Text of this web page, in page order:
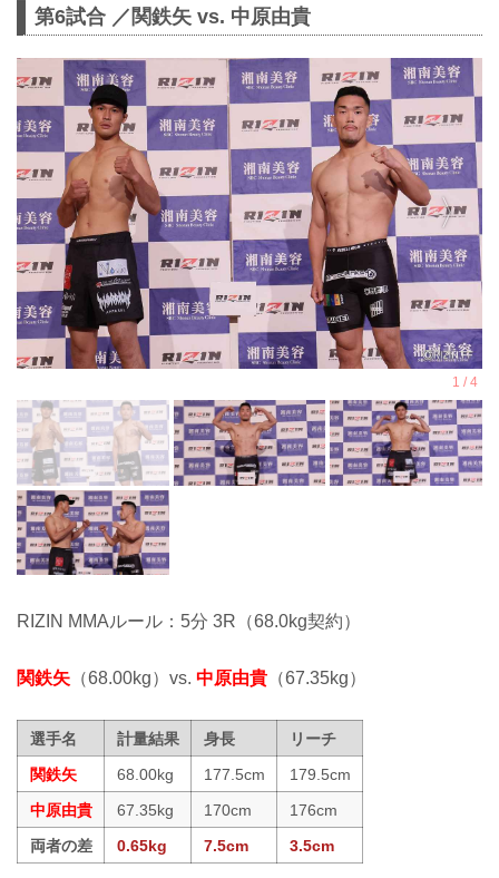
第6試合 ／関鉄矢 vs. 中原由貴
RIZIN MMAルール：5分 3R（68.0kg契約）
関鉄矢 （68.00kg）vs. 中原由貴 （67.35kg）
選手名 計量結果 身長
リーチ
関鉄矢
68.00kg 177.5cm
179.5cm
中原由貴
67.35kg 170cm
176cm
両者の差
0.65kg 7.5cm 3.5cm